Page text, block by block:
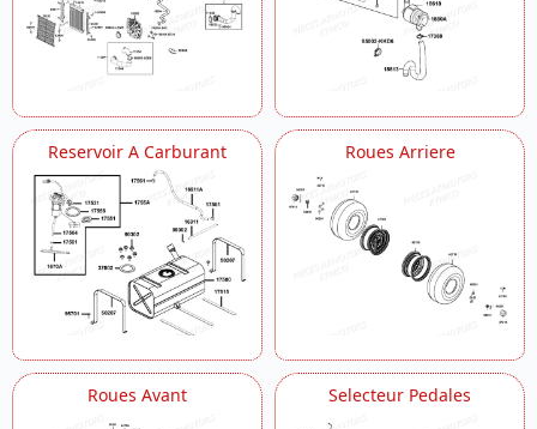
Reservoir A Carburant Roues Arriere
Roues Avant Selecteur Pedales